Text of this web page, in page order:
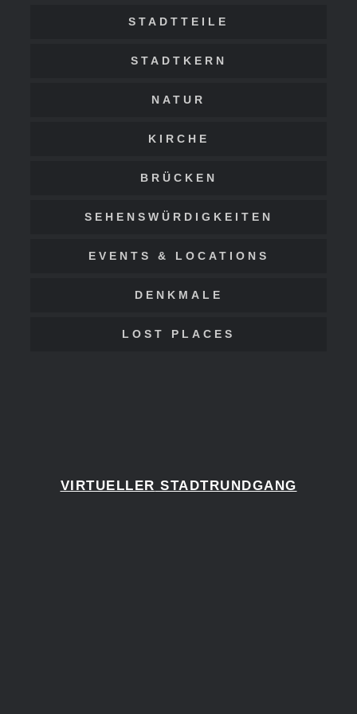
STADTTEILE
STADTKERN
NATUR
KIRCHE
BRÜCKEN
SEHENSWÜRDIGKEITEN
EVENTS & LOCATIONS
DENKMALE
LOST PLACES
VIRTUELLER STADTRUNDGANG